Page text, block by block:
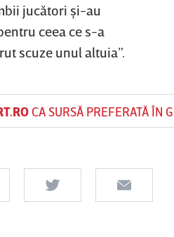
jucători şi-au
ceea ce s-a
scuze unul altuia”.
CA SURSĂ PREFERATĂ ÎN